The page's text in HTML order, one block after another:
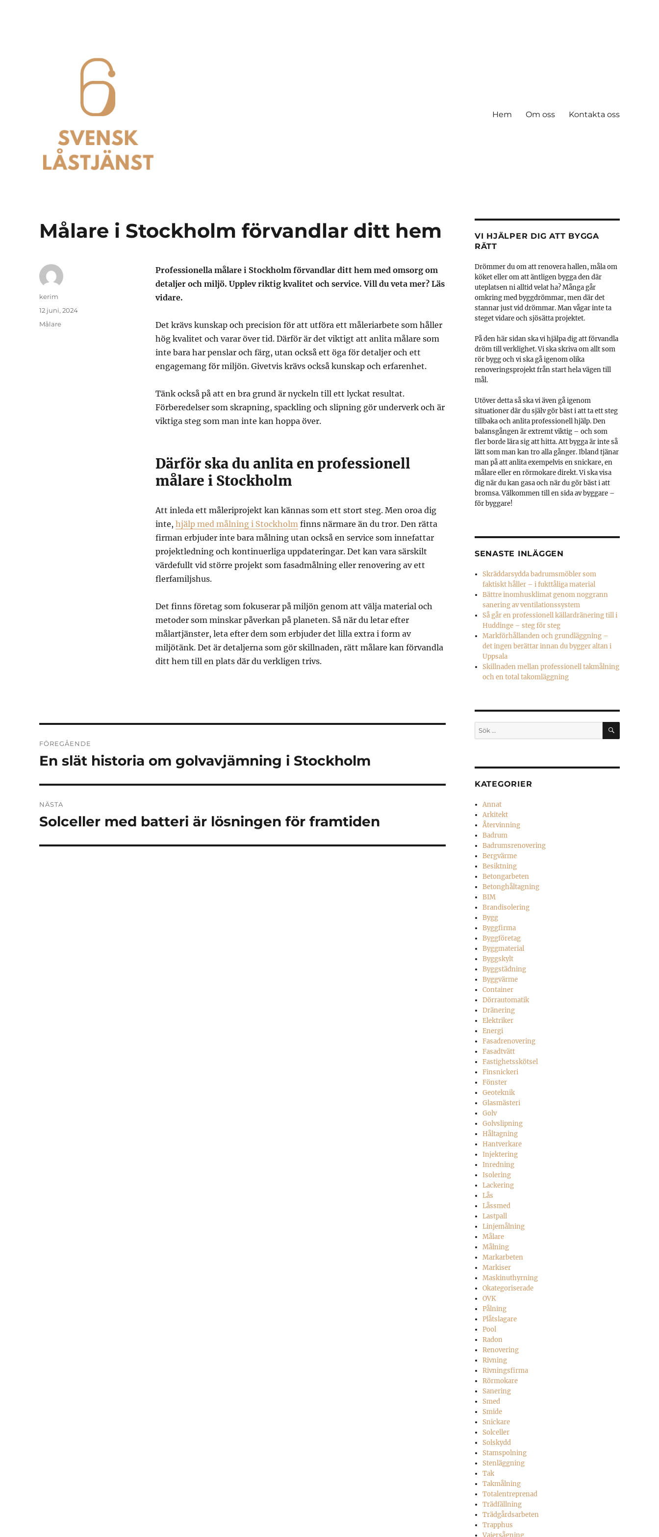
Hem Om oss Kontakta oss
Målare i Stockholm förvandlar ditt hem
Professionella målare i Stockholm förvandlar ditt hem med omsorg om
detaljer och miljö. Upplev riktig kvalitet och service. Vill du veta mer? Läs
vidare.
Det krävs kunskap och precision för att utföra ett måleriarbete som håller
hög kvalitet och varar över tid. Därför är det viktigt att anlita målare som
inte bara har penslar och färg, utan också ett öga för detaljer och ett
engagemang för miljön. Givetvis krävs också kunskap och erfarenhet.
Tänk också på att en bra grund är nyckeln till ett lyckat resultat.
Förberedelser som skrapning, spackling och slipning gör underverk och är
viktiga steg som man inte kan hoppa över.
Därför ska du anlita en professionell
målare i Stockholm
Att inleda ett måleriprojekt kan kännas som ett stort steg. Men oroa dig
inte, hjälp med målning i Stockholmfinns närmare än du tror. Den rätta
firman erbjuder inte bara målning utan också en service som innefattar
projektledning och kontinuerliga uppdateringar. Det kan vara särskilt
värdefullt vid större projekt som fasadmålning eller renovering av ett
flerfamiljshus.
Det finns företag som fokuserar på miljön genom att välja material och
metoder som minskar påverkan på planeten. Så när du letar efter
målartjänster, leta efter dem som erbjuder det lilla extra i form av
miljötänk. Det är detaljerna som gör skillnaden, rätt målare kan förvandla
ditt hem till en plats där du verkligen trivs.
Författare
kerim
Publicerat
den
12 juni, 2024
Kategorier
Målare
FÖREGÅENDE
Föregående
En slät historia om golvavjämning i Stockholm
NÄSTA
Nästa
Solceller med batteri är lösningen för framtiden
VI HJÄLPER DIG ATT BYGGA
RÄTT
Drömmer du om att renovera hallen, måla om
köket eller om att äntligen bygga den där
uteplatsen ni alltid velat ha? Många går
omkring med byggdrömmar, men där det
stannar just vid drömmar. Man vågar inte ta
steget vidare och sjösätta projektet.
På den här sidan ska vi hjälpa dig att förvandla
dröm till verklighet. Vi ska skriva om allt som
rör bygg och vi ska gå igenom olika
renoveringsprojekt från start hela vägen till
mål.
Utöver detta så ska vi även gå igenom
situationer där du själv gör bäst i att ta ett steg
tillbaka och anlita professionell hjälp. Den
balansgången är extremt viktig – och som
fler borde lära sig att hitta. Att bygga är inte så
lätt som man kan tro alla gånger. Ibland tjänar
man på att anlita exempelvis en snickare, en
målare eller en rörmokare direkt. Vi ska visa
dig när du kan gasa och när du gör bäst i att
bromsa. Välkommen till en sida av byggare –
för byggare!
SENASTE INLÄGGEN
Skräddarsydda badrumsmöbler som
faktiskt håller – i fukttåliga material
Bättre inomhusklimat genom noggrann
sanering av ventilationssystem
Så går en professionell källardränering till i
Huddinge – steg för steg
Markförhållanden och grundläggning –
det ingen berättar innan du bygger altan i
Uppsala
Skillnaden mellan professionell takmålning
och en total takomläggning
Sök
efter:
SÖK
KATEGORIER
Annat
Arkitekt
Återvinning
Badrum
Badrumsrenovering
Bergvärme
Besiktning
Betongarbeten
Betonghåltagning
BIM
Brandisolering
Bygg
Byggfirma
Byggföretag
Byggmaterial
Byggskylt
Byggstädning
Byggvärme
Container
Dörrautomatik
Dränering
Elektriker
Energi
Fasadrenovering
Fasadtvätt
Fastighetsskötsel
Finsnickeri
Fönster
Geoteknik
Glasmästeri
Golv
Golvslipning
Håltagning
Hantverkare
Injektering
Inredning
Isolering
Lackering
Lås
Låssmed
Lastpall
Linjemålning
Målare
Målning
Markarbeten
Markiser
Maskinuthyrning
Okategoriserade
OVK
Pålning
Plåtslagare
Pool
Radon
Renovering
Rivning
Rivningsfirma
Rörmokare
Sanering
Smed
Smide
Snickare
Solceller
Solskydd
Stamspolning
Stenläggning
Tak
Takmålning
Totalentreprenad
Trädfällning
Trädgårdsarbeten
Trapphus
Vajersågning